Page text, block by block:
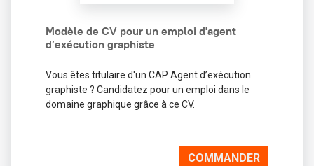
Modèle de CV pour un emploi d'agent
d’exécution graphiste
Vous êtes titulaire d'un CAP Agent d’exécution
graphiste ? Candidatez pour un emploi dans le
domaine graphique grâce à ce CV.
COMMANDER